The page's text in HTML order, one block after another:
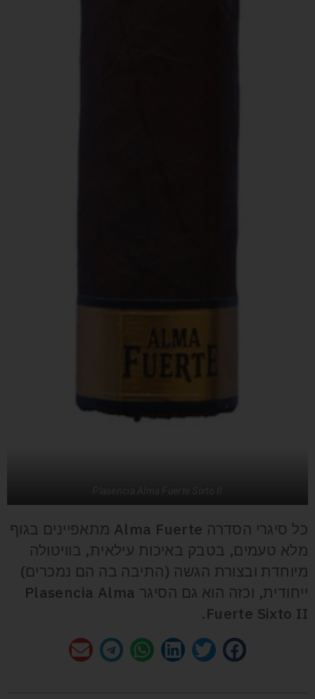
כל סיגרי הסדרה Alma Fuerte מתאפיינים בגוף
מלא טעמים, בטבק באיכות עילאית, בוויטולה
מיוחדת ובצורת הגשה (התיבה בה הם נמכרים)
ייחודית, וכזה הוא גם הסיגר Plasencia Alma
Fuerte Sixto II.